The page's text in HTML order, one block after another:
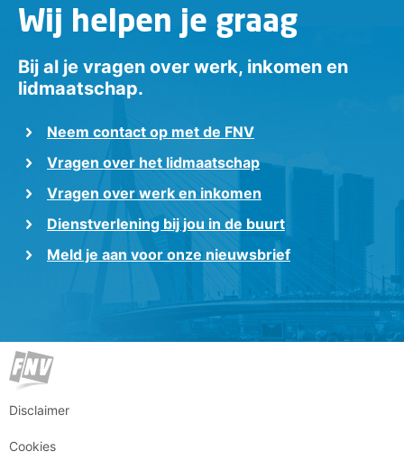
Wij helpen je graag
Bij al je vragen over werk, inkomen en
lidmaatschap.
Neem contact op met de FNV
Vragen over het lidmaatschap
Vragen over werk en inkomen
Dienstverlening bij jou in de buurt
Meld je aan voor onze nieuwsbrief
Disclaimer
Cookies